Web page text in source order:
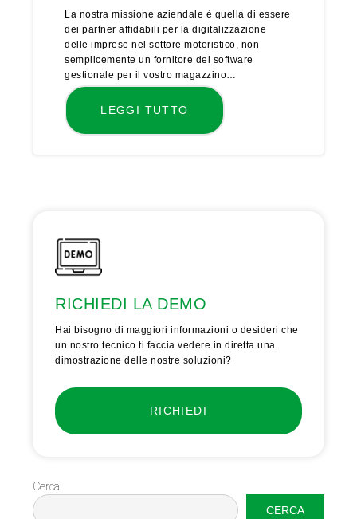
La nostra missione aziendale è quella di essere
dei partner affidabili per la digitalizzazione
delle imprese nel settore motoristico, non
semplicemente un fornitore del software
gestionale per il vostro magazzino…
LEGGI TUTTO
RICHIEDI LA DEMO
Hai bisogno di maggiori informazioni o desideri che
un nostro tecnico ti faccia vedere in diretta una
dimostrazione delle nostre soluzioni?
RICHIEDI
Cerca
CERCA